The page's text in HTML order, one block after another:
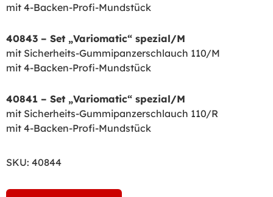
mit 4-Backen-Profi-Mundstück
40843 – Set „Variomatic“ spezial/M
mit Sicherheits-Gummipanzerschlauch 110/M
mit 4-Backen-Profi-Mundstück
40841 – Set „Variomatic“ spezial/M
mit Sicherheits-Gummipanzerschlauch 110/R
mit 4-Backen-Profi-Mundstück
SKU: 40844